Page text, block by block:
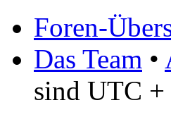
Foren-
Das Team •
sind UTC +